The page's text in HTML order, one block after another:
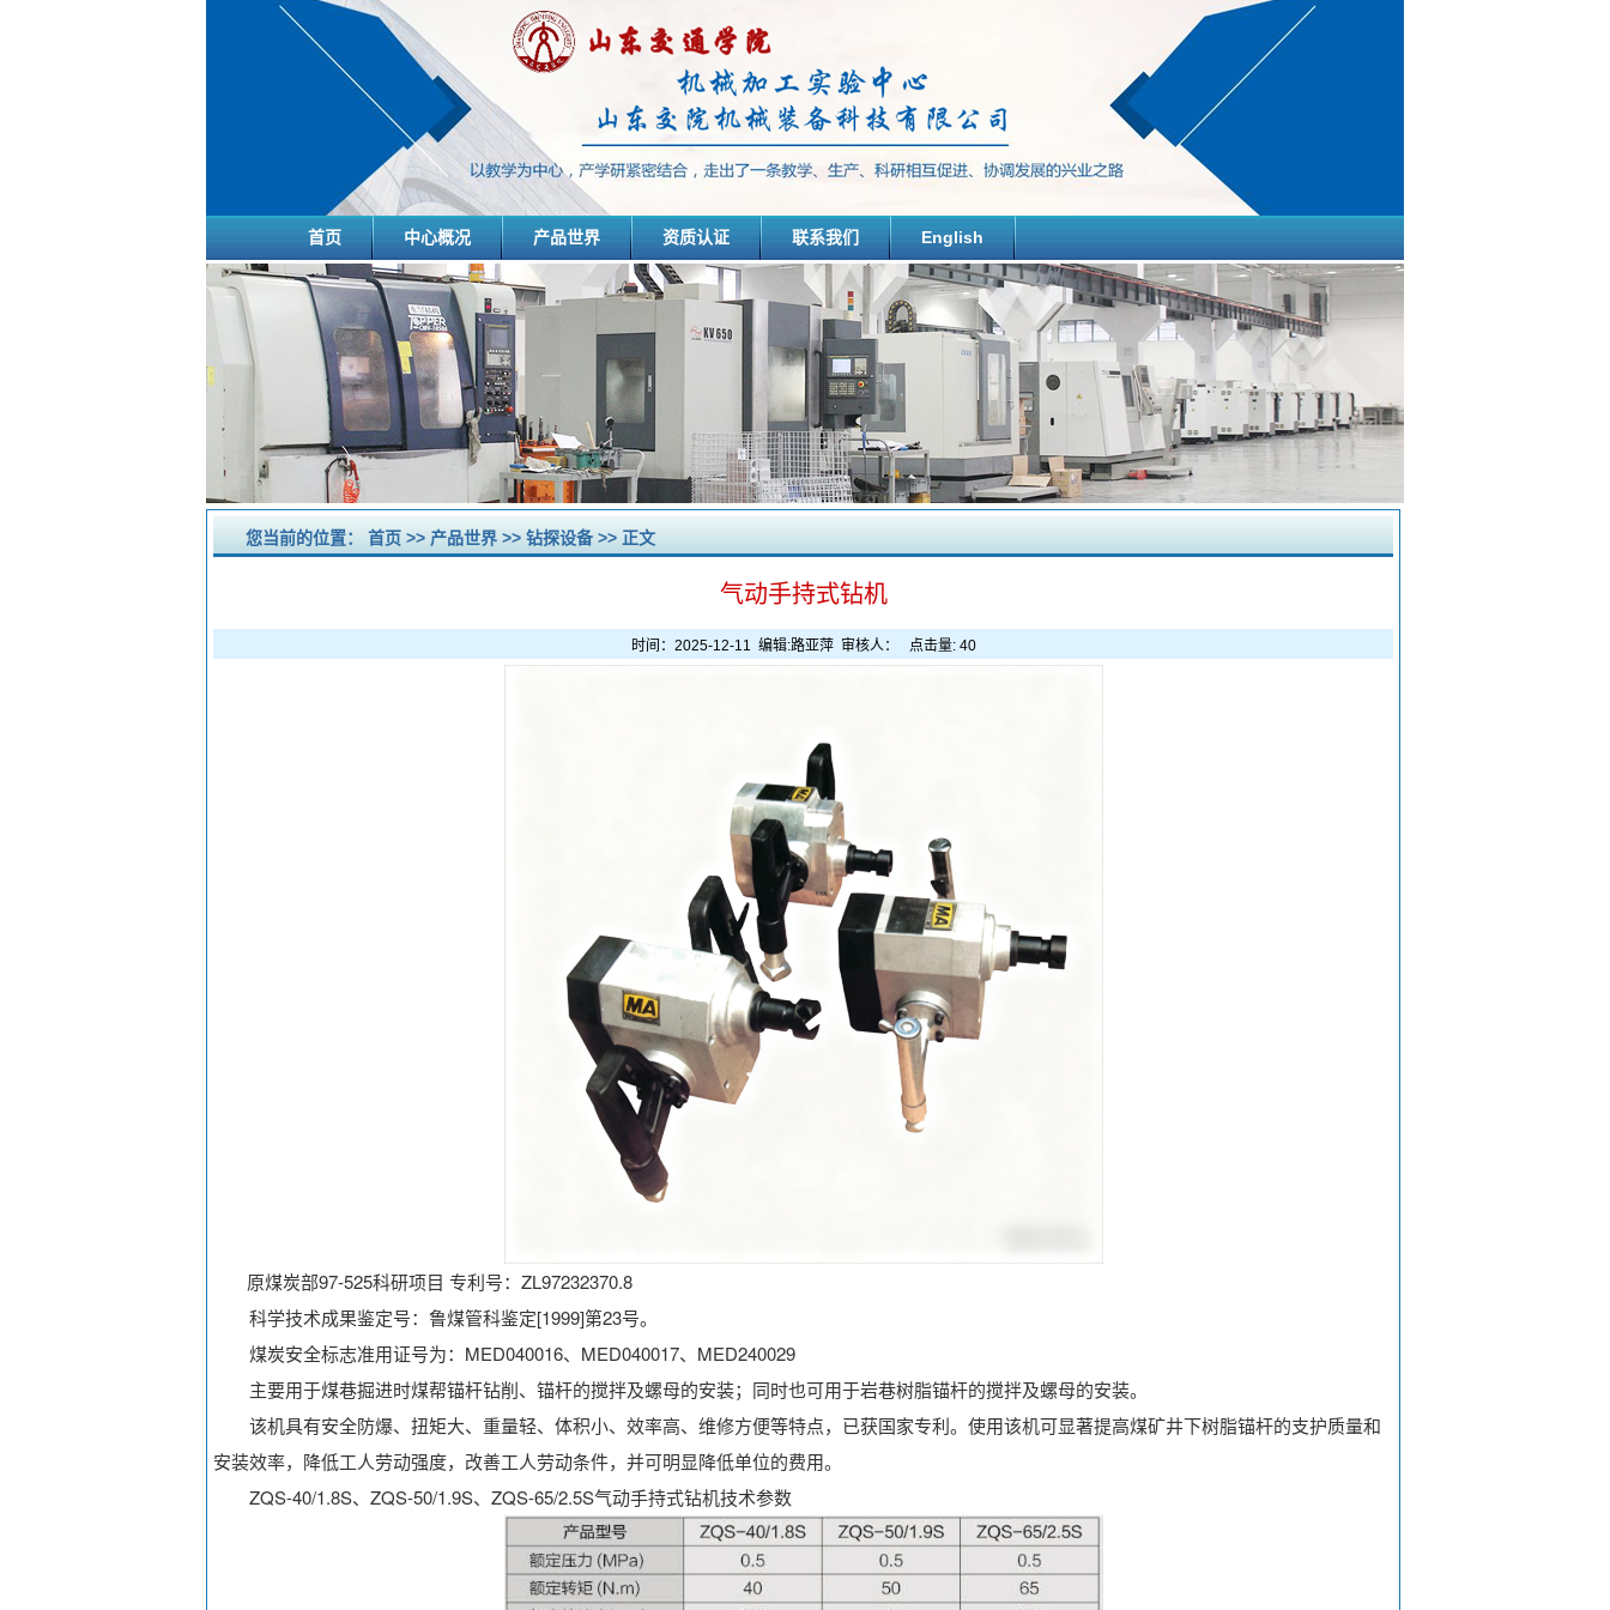
首页 中心概况 产品世界 资质认证 联系我们 English
您当前的位置： 首页 >> 产品世界 >> 钻探设备>> 正文
气动手持式钻机
时间：2025-12-11 编辑:路亚萍 审核人： 点击量: 40
原煤炭部97-525科研项目 专利号：ZL97232370.8
科学技术成果鉴定号：鲁煤管科鉴定[1999]第23号。
煤炭安全标志准用证号为：MED040016、MED040017、MED240029
主要用于煤巷掘进时煤帮锚杆钻削、锚杆的搅拌及螺母的安装；同时也可用于岩巷树脂锚杆的搅拌及螺母的安装。
该机具有安全防爆、扭矩大、重量轻、体积小、效率高、维修方便等特点，已获国家专利。使用该机可显著提高煤矿井下树脂锚杆的支护质量和
安装效率，降低工人劳动强度，改善工人劳动条件，并可明显降低单位的费用。
ZQS-40/1.8S、ZQS-50/1.9S、ZQS-65/2.5S气动手持式钻机技术参数